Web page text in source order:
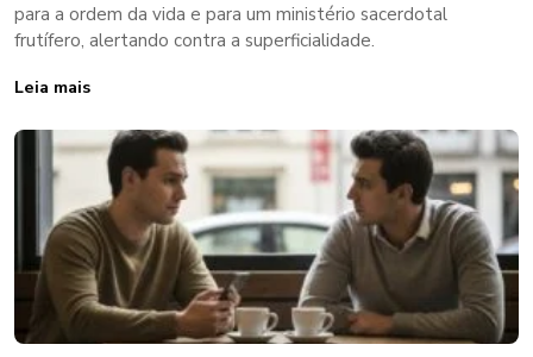
para a ordem da vida e para um ministério sacerdotal
frutífero, alertando contra a superficialidade.
Leia mais